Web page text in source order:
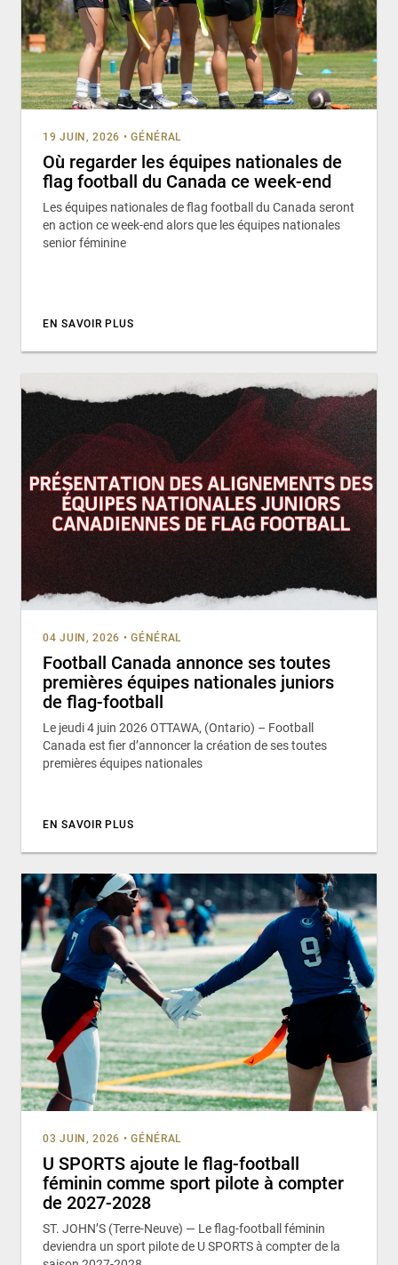
19 JUIN, 2026 • GÉNÉRAL
Où regarder les équipes nationales de
flag football du Canada ce week-end
Les équipes nationales de flag football du Canada seront
en action ce week-end alors que les équipes nationales
senior féminine
EN SAVOIR PLUS
04 JUIN, 2026 • GÉNÉRAL
Football Canada annonce ses toutes
premières équipes nationales juniors
de flag-football
Le jeudi 4 juin 2026 OTTAWA, (Ontario) – Football
Canada est fier d’annoncer la création de ses toutes
premières équipes nationales
EN SAVOIR PLUS
03 JUIN, 2026 • GÉNÉRAL
U SPORTS ajoute le flag-football
féminin comme sport pilote à compter
de 2027-2028
ST. JOHN’S (Terre-Neuve) — Le flag-football féminin
deviendra un sport pilote de U SPORTS à compter de la